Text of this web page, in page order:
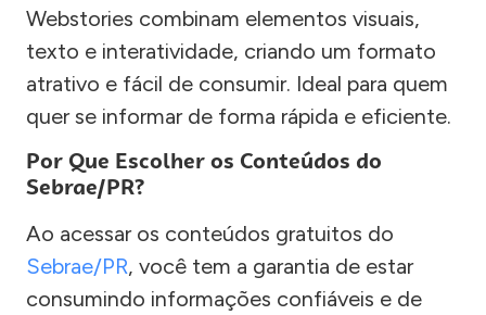
Webstories combinam elementos visuais,
texto e interatividade, criando um formato
atrativo e fácil de consumir. Ideal para quem
quer se informar de forma rápida e eficiente.
Por Que Escolher os Conteúdos do
Sebrae/PR?
Ao acessar os conteúdos gratuitos do
Sebrae/PR, você tem a garantia de estar
consumindo informações confiáveis e de